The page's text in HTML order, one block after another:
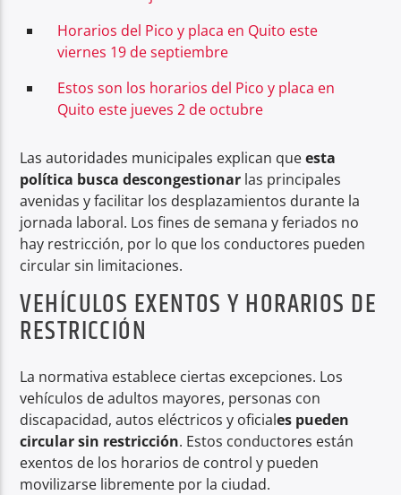
Horarios del Pico y placa en Quito este
viernes 19 de septiembre
Estos son los horarios del Pico y placa en
Quito este jueves 2 de octubre
Las autoridades municipales explican queesta
política busca descongestionar las principales
avenidas y facilitar los desplazamientos durante la
jornada laboral. Los fines de semana y feriados no
hay restricción, por lo que los conductores pueden
circular sin limitaciones.
VEHÍCULOS EXENTOS Y HORARIOS DE
RESTRICCIÓN
La normativa establece ciertas excepciones. Los
vehículos de adultos mayores, personas con
discapacidad, autos eléctricos y oficiales pueden
circular sin restricción. Estos conductores están
exentos de los horarios de control y pueden
movilizarse libremente por la ciudad.